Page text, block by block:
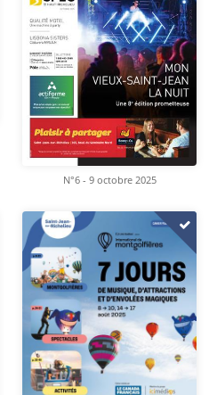
N°6 - 9 octobre 2025